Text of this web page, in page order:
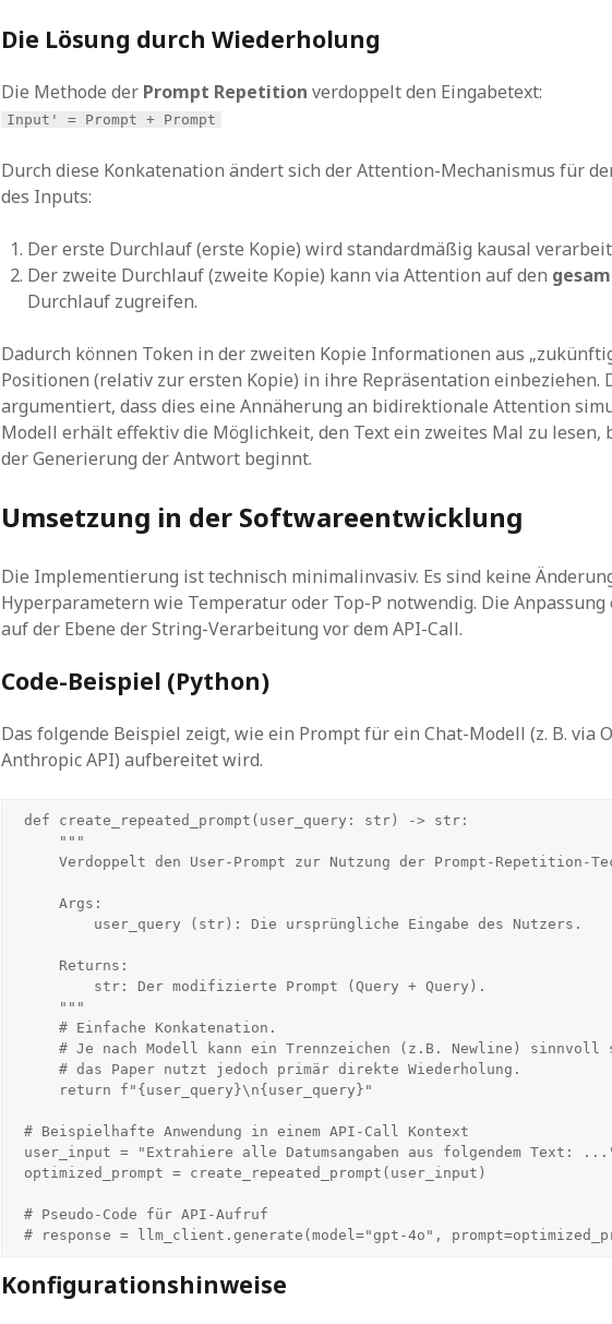
Die Lösung durch Wiederholung
Die Methode der Prompt Repetition verdoppelt den Eingabetext:
Input' = Prompt + Prompt
Durch diese Konkatenation ändert sich der Attention-Mechanismus für
des Inputs:
Der erste Durchlauf (erste Kopie) wird standardmäßig kausal
Der zweite Durchlauf (zweite Kopie) kann via Attention auf den
Durchlauf zugreifen.
Dadurch können Token in der zweiten Kopie Informationen aus
Positionen (relativ zur ersten Kopie) in ihre Repräsentation einbeziehen.
argumentiert, dass dies eine Annäherung an bidirektionale Attention
Modell erhält effektiv die Möglichkeit, den Text ein zweites Mal zu lesen,
der Generierung der Antwort beginnt.
Umsetzung in der Softwareentwicklung
Die Implementierung ist technisch minimalinvasiv. Es sind keine
Hyperparametern wie Temperatur oder Top-P notwendig. Die
auf der Ebene der String-Verarbeitung vor dem API-Call.
Code-Beispiel (Python)
Das folgende Beispiel zeigt, wie ein Prompt für ein Chat-Modell (z. B. via
Anthropic API) aufbereitet wird.
def create_repeated_prompt(user_query: str) -> str:
# Beispielhafte Anwendung in einem API-Call Kontext
user_input = "Extrahiere alle Datumsangaben aus folgendem Text:
optimized_prompt = create_repeated_prompt(user_input)
# Pseudo-Code für API-Aufruf
# response = llm_client.generate(model="gpt-4o",
Konfigurationshinweise